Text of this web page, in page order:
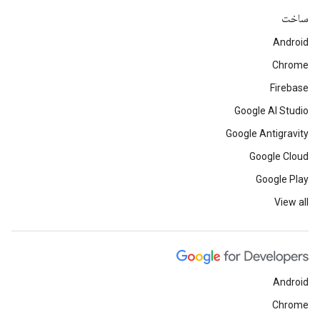
ساخت
Android
Chrome
Firebase
Google AI Studio
Google Antigravity
Google Cloud
Google Play
View all
Android
Chrome